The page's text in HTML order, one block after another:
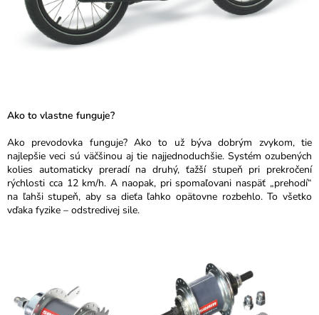
Ako to vlastne funguje?
Ako prevodovka funguje? Ako to už býva dobrým zvykom, tie
najlepšie veci sú väčšinou aj tie najjednoduchšie. Systém ozubených
kolies automaticky preradí na druhý, ťažší stupeň pri prekročení
rýchlosti cca 12 km/h. A naopak, pri spomaľovani naspäť „prehodí“
na ľahši stupeň, aby sa dieťa ľahko opätovne rozbehlo. To všetko
vďaka fyzike – odstredivej sile.